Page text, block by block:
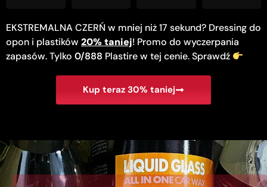
EKSTREMALNA CZERŃ w mniej niż 17 sekund? Dressing do
opon i plastików 20% taniej! Promo do wyczerpania
zapasów. Tylko 0/888 Plastire w tej cenie. Sprawdź
Kup teraz 30% taniej